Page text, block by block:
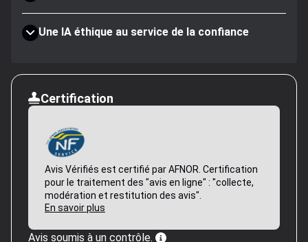
Une IA éthique au service de la confiance
Certification
Avis Vérifiés est certifié par AFNOR. Certification
pour le traitement des "avis en ligne" : "collecte,
modération et restitution des avis".
En savoir plus
Avis soumis à un contrôle.